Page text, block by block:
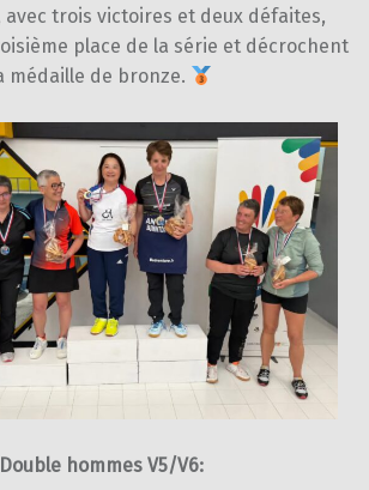
avec trois victoires et deux défaites,
place de la série et décrochent
médaille de bronze.
Double hommes V5/V6: